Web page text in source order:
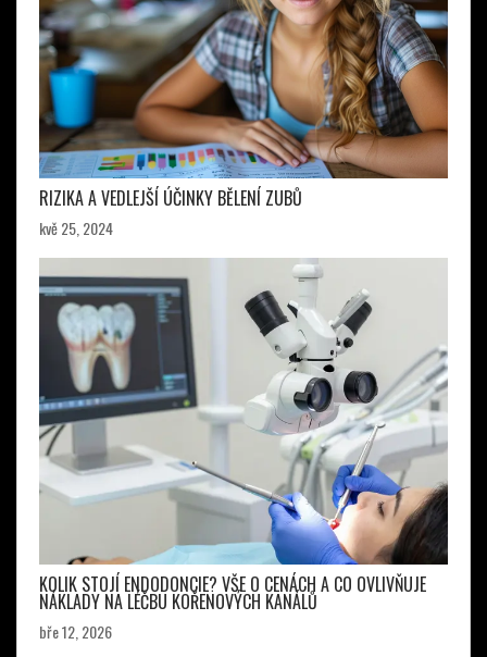
RIZIKA A VEDLEJŠÍ ÚČINKY BĚLENÍ ZUBŮ
kvě 25, 2024
KOLIK STOJÍ ENDODONCIE? VŠE O CENÁCH A CO OVLIVŇUJE
NÁKLADY NA LÉČBU KOŘENOVÝCH KANÁLŮ
bře 12, 2026